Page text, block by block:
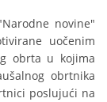
novine"
uočenim
obrta u kojima
obrtnika
poslujući na